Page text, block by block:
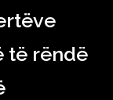
të rëndë